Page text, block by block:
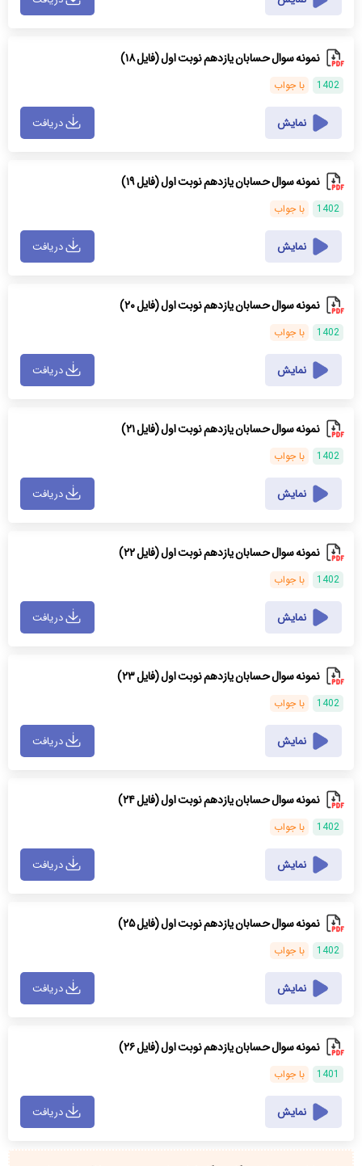
نمونه سوال حسابان یازدهم نوبت اول (فایل ۱۸)
1402 با جواب
نمایش دریافت
نمونه سوال حسابان یازدهم نوبت اول (فایل ۱۹)
1402 با جواب
نمایش دریافت
نمونه سوال حسابان یازدهم نوبت اول (فایل ۲۰)
1402 با جواب
نمایش دریافت
نمونه سوال حسابان یازدهم نوبت اول (فایل ۲۱)
1402 با جواب
نمایش دریافت
نمونه سوال حسابان یازدهم نوبت اول (فایل ۲۲)
1402 با جواب
نمایش دریافت
نمونه سوال حسابان یازدهم نوبت اول (فایل ۲۳)
1402 با جواب
نمایش دریافت
نمونه سوال حسابان یازدهم نوبت اول (فایل ۲۴)
1402 با جواب
نمایش دریافت
نمونه سوال حسابان یازدهم نوبت اول (فایل ۲۵)
1402 با جواب
نمایش دریافت
نمونه سوال حسابان یازدهم نوبت اول (فایل ۲۶)
1401 با جواب
نمایش دریافت